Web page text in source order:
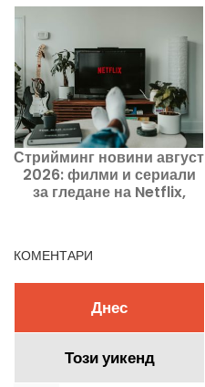
Стрийминг новини август
2026: филми и сериали
за гледане на Netflix,
КОМЕНТАРИ
Днес
Този уикенд